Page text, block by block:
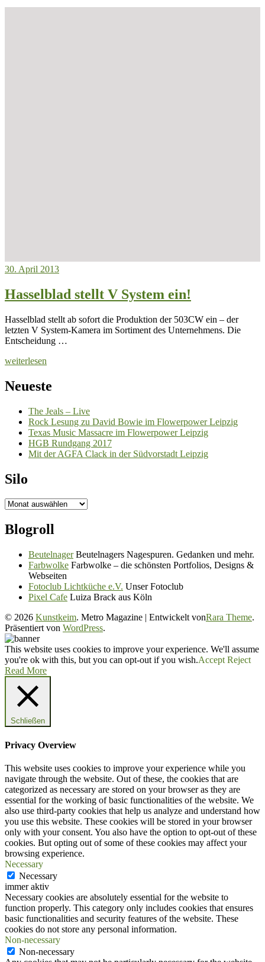
30. April 2013
Hasselblad stellt V System ein!
Hasselblad stellt ab sofort die Produktion der 503CW ein – der
letzten V System-Kamera im Sortiment des Unternehmens. Die
Entscheidung …
weiterlesen
Neueste
The Jeals – Live
Rock Lesung zu David Bowie im Flowerpower Leipzig
Texas Music Massacre im Flowerpower Leipzig
HGB Rundgang 2017
Mit der AGFA Clack in der Südvorstadt Leipzig
Silo
Silo
Blogroll
BeutelnagerBeutelnagers Nagespuren. Gedanken und mehr.
Farbwolke Farbwolke – die schönsten Portfolios, Designs &
Webseiten
Fotoclub Lichtküche e.V. Unser Fotoclub
Pixel Cafe Luiza Brack aus Köln
© 2026 Kunstkeim. Metro Magazine | Entwickelt vonRara Theme.
Präsentiert von WordPress.
This website uses cookies to improve your experience. We'll assume
you're ok with this, but you can opt-out if you wish.Accept Reject
Read More
Schließen
Privacy Overview
This website uses cookies to improve your experience while you
navigate through the website. Out of these, the cookies that are
categorized as necessary are stored on your browser as they are
essential for the working of basic functionalities of the website. We
also use third-party cookies that help us analyze and understand how
you use this website. These cookies will be stored in your browser
only with your consent. You also have the option to opt-out of these
cookies. But opting out of some of these cookies may affect your
browsing experience.
Necessary
Necessary
immer aktiv
Necessary cookies are absolutely essential for the website to
function properly. This category only includes cookies that ensures
basic functionalities and security features of the website. These
cookies do not store any personal information.
Non-necessary
Non-necessary